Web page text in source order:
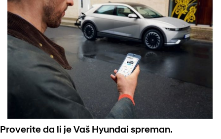
Proverite da li je Vaš Hyundai spreman.